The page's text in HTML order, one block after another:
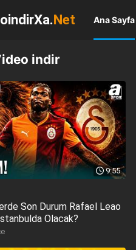
Net Ana Sayfa
indir
9:55
Son Durum Rafael Leao
Olacak?